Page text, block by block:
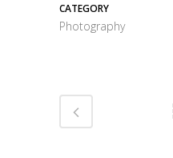
CATEGORY
Photography